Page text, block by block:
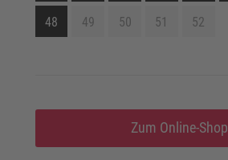
48 49 50 51 52
Zum Online-Shop